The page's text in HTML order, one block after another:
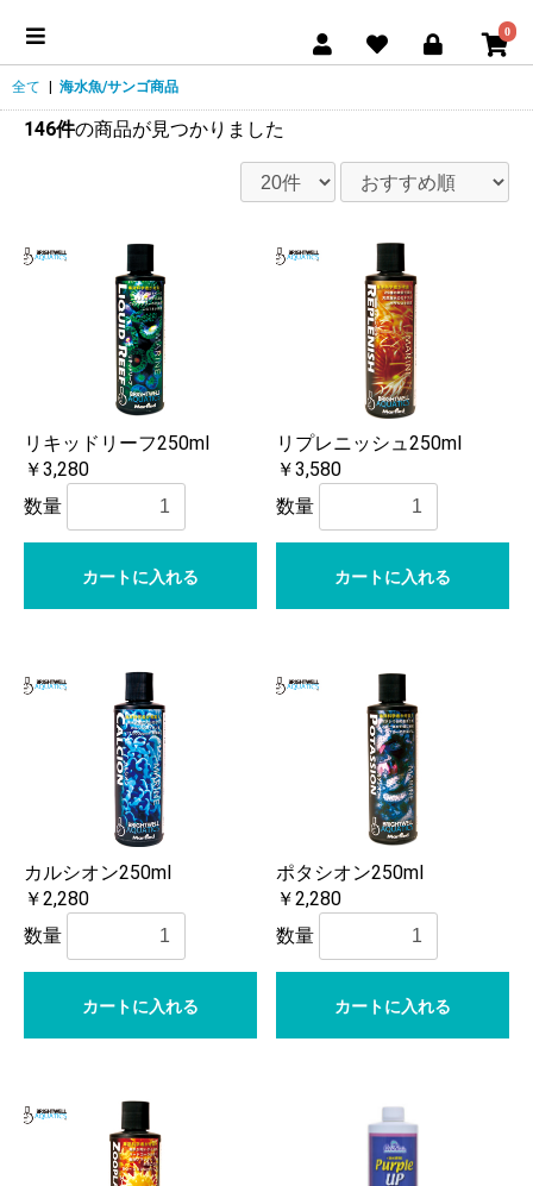
0
全て 海水魚/サンゴ商品
146件の商品が見つかりました
リキッドリーフ250ml
￥3,280
数量
カートに入れる
リプレニッシュ250ml
￥3,580
数量
カートに入れる
カルシオン250ml
￥2,280
数量
カートに入れる
ポタシオン250ml
￥2,280
数量
カートに入れる